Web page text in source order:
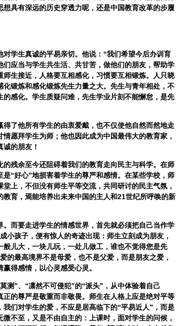
具有深远的历史穿透力呢，还是中国教育改革的步履
学生真诚的平易亲切。他说：“我们希望今后办训育
应当与学生共生活、共甘苦，做他们的朋友，帮助学
生接近，人格要互相感化，习惯要互相锻炼。人只晓
锻炼和感化锻炼先生力量之大。先生与青年相处，不
感化。学生质疑问难，先生学业片刻不能懈怠，是先
了他所有学生的由衷爱戴，也不仅使他自然而然地走
愿拜学生为师；他也因此成为中国最伟大的教育家，
的朋友！
残余至今还阻碍着我们的教育走向民主与科学。在师
“好心”地损害着学生的尊严和感情。在某些学校，师
上，不但没有师生平等交流，共同研讨的民主气氛，
育，焉能培养出未来中国的主人和21世纪所呼唤的新
而要走进学生的情感世界，首先就必须把自己当作学
小孩子，便有惊人的奇迹出现：师生立刻成为朋友，
儿大，一块儿玩，一处儿做工，谁也不觉得您是先
的最高境界不是母爱，也不是父爱，而是朋友之爱，
得感情，以心灵感受心灵。
”、“凛然不可侵犯”的“派头”，从中体验着自己
的尊严是敬重而非敬畏。师生在人格上应是绝对平等
们对学生的爱，不应是居高临下的“平易近人”，而是
不至，又是不由自主的：上课时，面对学生的问候，